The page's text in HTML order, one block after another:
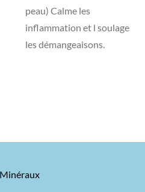
peau) Calme les
inflammation et l soulage
les démangeaisons.